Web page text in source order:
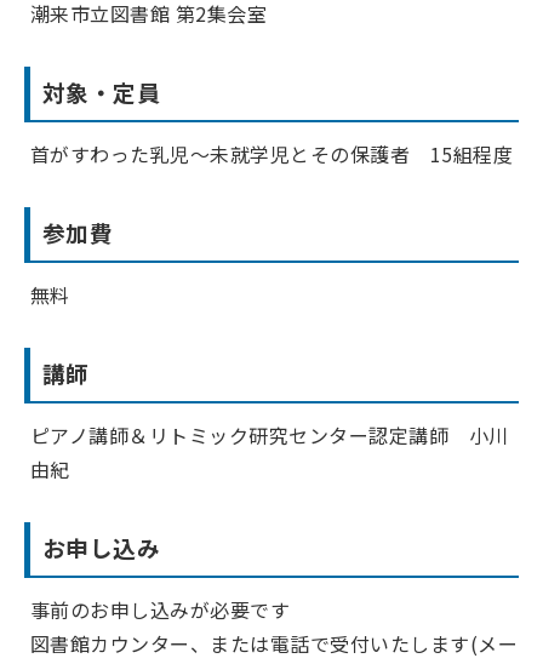
潮来市立図書館 第2集会室
対象・定員
首がすわった乳児～未就学児とその保護者 15組程度
参加費
無料
講師
ピアノ講師＆リトミック研究センター認定講師 小川
由紀
お申し込み
事前のお申し込みが必要です
図書館カウンター、または電話で受付いたします(メー